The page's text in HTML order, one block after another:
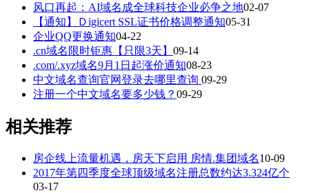
风口再起：AI域名成全球科技企业必争之地02-07
【通知】Ｄigicert SSL证书价格调整通知05-31
企业QQ更换通知04-22
.cn域名限时钜惠【只限3天】 09-14
.com/.xyz域名9月1日起涨价通知08-23
中文域名查询官网登录去哪里查询 09-29
注册一个中文域名要多少钱？ 09-29
相关推荐
房企线上流量机遇，房天下启用 房情.集团域名10-09
2017年第四季度全球顶级域名注册总数约达3.324亿个
03-17